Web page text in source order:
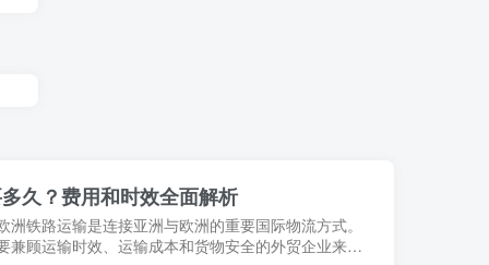
久？费用和时效全面解析
洲铁路运输是连接亚洲与欧洲的重要国际物流方式。
兼顾运输时效、运输成本和货物安全的外贸企业来